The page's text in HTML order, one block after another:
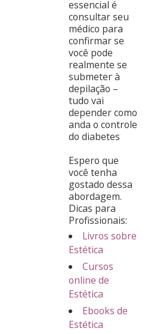
essencial é
consultar seu
médico para
confirmar se
você pode
realmente se
submeter à
depilação –
tudo vai
depender como
anda o controle
do diabetes
Espero que
você tenha
gostado dessa
abordagem.
Dicas para
Profissionais:
Livros sobre
Estética
Cursos
online de
Estética
Ebooks de
Estética